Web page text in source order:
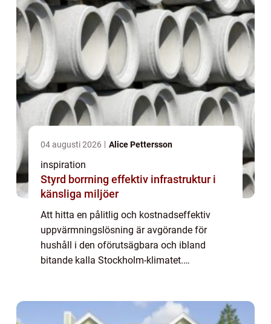
04 augusti 2026 Alice Pettersson
inspiration
Styrd borrning effektiv infrastruktur i
känsliga miljöer
Att hitta en pålitlig och kostnadseffektiv
uppvärmningslösning är avgörande för
hushåll i den oförutsägbara och ibland
bitande kalla Stockholm-klimatet.